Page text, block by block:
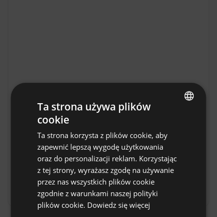
RzepiskaHills w Rzepiskach
RzepiskaHills w Rzepiskach to idealne miejsce
na wypoczynek blisko Natury. Ta malownicza
wieś w Małopolsce zachwyca spokojem i
pięknem górskiego krajobrazu. Goście znajdą tu
komfortowe noclegi oraz doskonałą bazę
wypadową do odkrywania Beskidu Sądeckiego.
Pokaż więcej
SPANISH
GERMAN
Ta strona używa plików
cookie
Ta strona korzysta z plików cookie, aby
zapewnić lepszą wygodę użytkowania
oraz do personalizacji reklam. Korzystając
z tej strony, wyrażasz zgodę na używanie
przez nas wszystkich plików cookie
zgodnie z warunkami naszej polityki
plików cookie. Dowiedz się więcej